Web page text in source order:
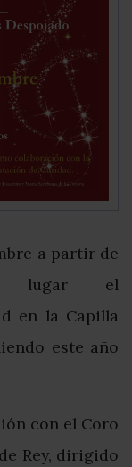
a partir de
lugar el
en la Capilla
este año
con el Coro
Rey, dirigido